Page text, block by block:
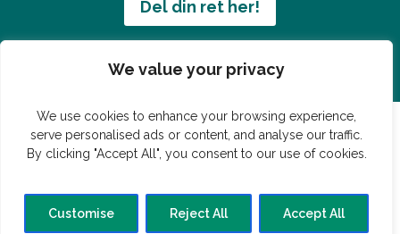
We value your privacy
We use cookies to enhance your browsing experience,
serve personalised ads or content, and analyse our traffic.
By clicking "Accept All", you consent to our use of cookies.
Customise Reject All Accept All
Del din ret her!
Har du en konge ret du vil dele?
© Vildmedmad.dk 2019. God og nem mad!
Forside Gastroshop Madjokes Mad tips
Madblog
Hovedret
Bagværk Forret Buffet Dessert